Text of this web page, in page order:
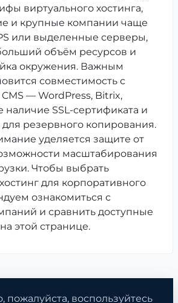
виртуального хостинга,
и крупные компании чаще
или выделенные серверы,
объём ресурсов и
окружения. Важным
совместимость с
— WordPress, Bitrix,
наличие SSL-сертификата и
резервного копирования.
уделяется защите от
масштабирования
Чтобы выбрать
для корпоративного
ознакомиться с
и сравнить доступные
этой странице.
пожалуйста, воспользуйтесь